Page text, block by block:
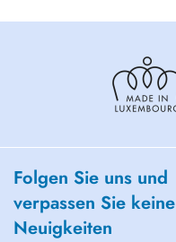
Folgen Sie uns und
verpassen Sie keine
Neuigkeiten